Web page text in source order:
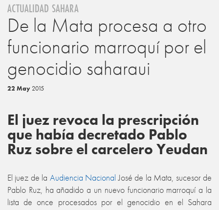
ACTUALIDAD SAHARA
De la Mata procesa a otro
funcionario marroquí por el
genocidio saharaui
22 May 2015
El juez revoca la prescripción
que había decretado Pablo
Ruz sobre el carcelero Yeudan
El juez de la Audiencia Nacional José de la Mata, sucesor de
Pablo Ruz, ha añadido a un nuevo funcionario marroquí a la
lista de once procesados por el genocidio en el Sahara